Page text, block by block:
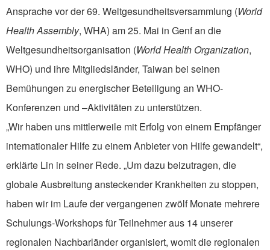
Ansprache vor der 69. Weltgesundheitsversammlung (World
Health Assembly, WHA) am 25. Mai in Genf an die
Weltgesundheitsorganisation (World Health Organization,
WHO) und ihre Mitgliedsländer, Taiwan bei seinen
Bemühungen zu energischer Beteiligung an WHO-
Konferenzen und –Aktivitäten zu unterstützen.
„Wir haben uns mittlerweile mit Erfolg von einem Empfänger
internationaler Hilfe zu einem Anbieter von Hilfe gewandelt“,
erklärte Lin in seiner Rede. „Um dazu beizutragen, die
globale Ausbreitung ansteckender Krankheiten zu stoppen,
haben wir im Laufe der vergangenen zwölf Monate mehrere
Schulungs-Workshops für Teilnehmer aus 14 unserer
regionalen Nachbarländer organisiert, womit die regionalen